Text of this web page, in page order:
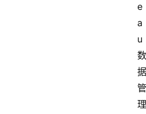
e
a
u
数
据
管
理